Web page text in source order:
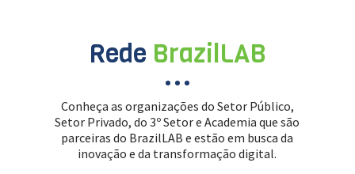
Rede BrazilLAB
Conheça as organizações do Setor Público,
Setor Privado, do 3º Setor e Academia que são
parceiras do BrazilLAB e estão em busca da
inovação e da transformação digital.